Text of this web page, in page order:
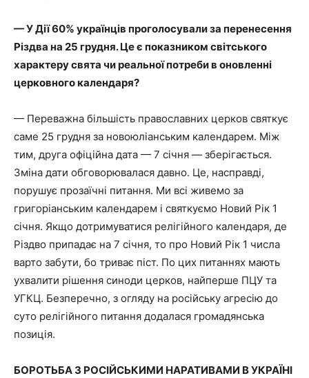
— У Дії 60% українців проголосували за перенесення
Різдва на 25 грудня. Це є показником світського
характеру свята чи реальної потреби в оновленні
церковного календаря?
— Переважна більшість православних церков святкує
саме 25 грудня за новоюліанським календарем. Між
тим, друга офіційна дата — 7 січня — зберігається.
Зміна дати обговорювалася давно. Це, насправді,
порушує прозаїчні питання. Ми всі живемо за
григоріанським календарем і святкуємо Новий Рік 1
січня. Якщо дотримуватися релігійного календаря, де
Різдво припадає на 7 січня, то про Новий Рік 1 числа
варто забути, бо триває піст. По цих питаннях мають
ухвалити рішення синоди церков, найперше ПЦУ та
УГКЦ. Безперечно, з огляду на російську агресію до
суто релігійного питання додалася громадянська
позиція.
БОРОТЬБА З РОСІЙСЬКИМИ НАРАТИВАМИ В УКРАЇНІ